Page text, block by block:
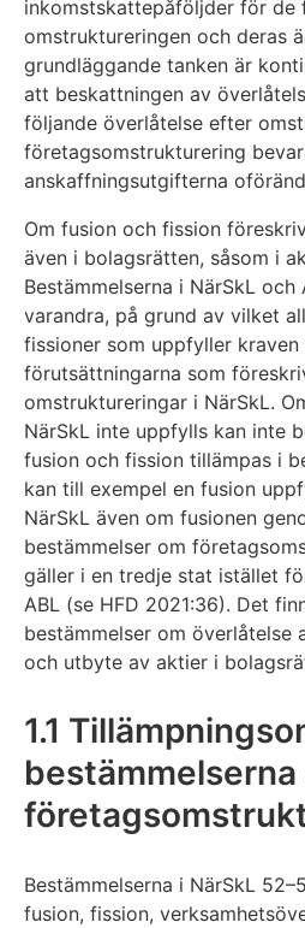
inkomstskattepåföljder för de
omstruktureringen och deras
grundläggande tanken är
att beskattningen av
följande överlåtelse efter
företagsomstrukturering
anskaffningsutgifterna
Om fusion och fission
även i bolagsrätten, såsom i
Bestämmelserna i NärSkL
varandra, på grund av vilket
fissioner som uppfyller
förutsättningarna som
omstruktureringar i NärSkL.
NärSkL inte uppfylls kan inte
fusion och fission tillämpas i
kan till exempel en fusion
NärSkL även om fusionen
bestämmelser om
gäller i en tredje stat istället
ABL (se HFD 2021:36). Det
bestämmelser om överlåtelse
och utbyte av aktier i
1.1
bestämmelserna
Bestämmelserna i NärSkL
fusion, fission,